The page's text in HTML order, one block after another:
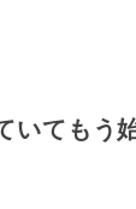
いてもう